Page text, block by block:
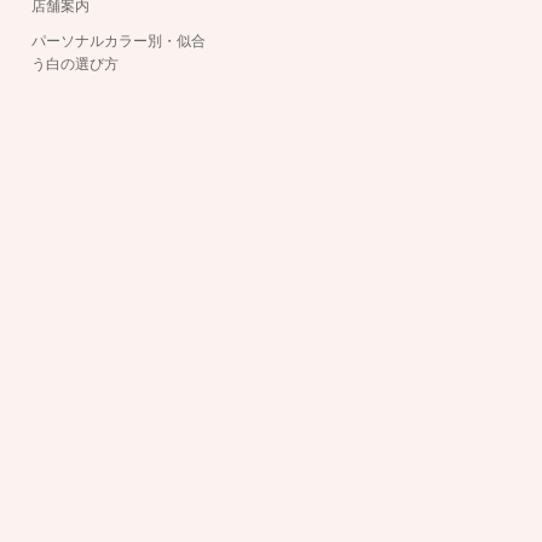
店舗案内
パーソナルカラー別・似合
う白の選び方